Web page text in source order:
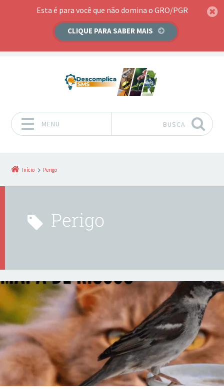
Esta é para você que não domina o GRO/PGR
CLIQUE PARA SABER MAIS
MENU BUSCA
Início Perigo
Perigo